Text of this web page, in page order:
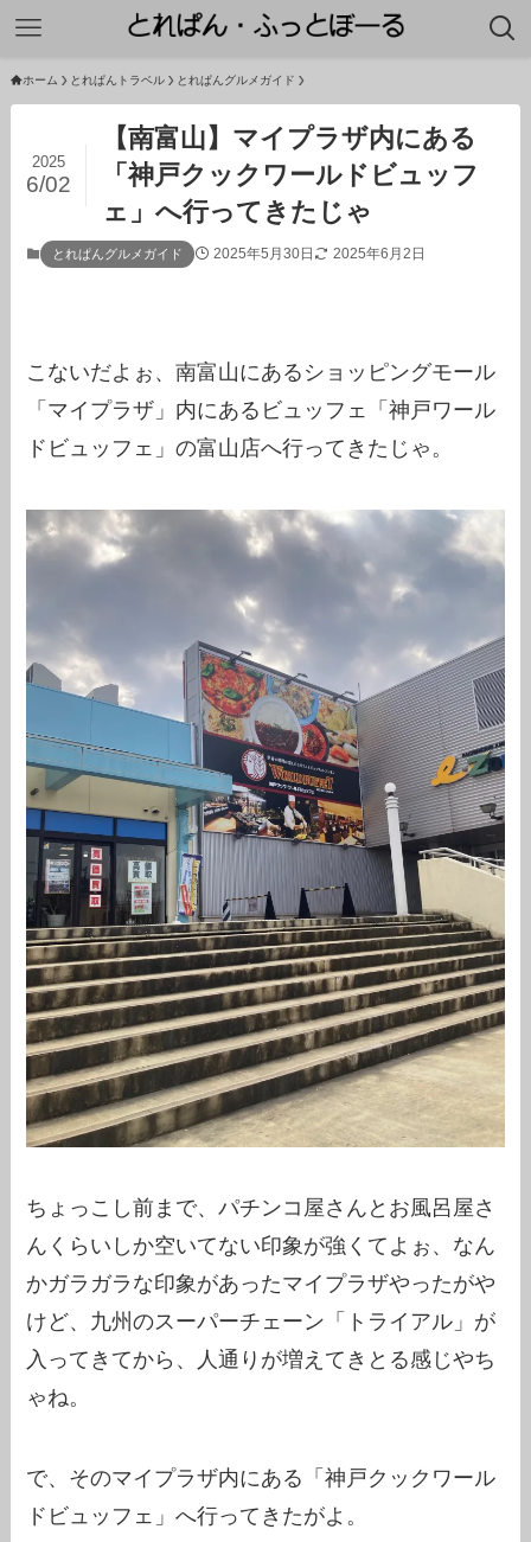
ホーム とれぱんトラベル とれぱんグルメガイド
【南富山】マイプラザ内にある
「神戸クックワールドビュッフ
ェ」へ行ってきたじゃ
2025
6/02
とれぱんグルメガイド 2025年5月30日 2025年6月2日
こないだよぉ、南富山にあるショッピングモール
「マイプラザ」内にあるビュッフェ「神戸ワール
ドビュッフェ」の富山店へ行ってきたじゃ。
ちょっこし前まで、パチンコ屋さんとお風呂屋さ
んくらいしか空いてない印象が強くてよぉ、なん
かガラガラな印象があったマイプラザやったがや
けど、九州のスーパーチェーン「トライアル」が
入ってきてから、人通りが増えてきとる感じやち
ゃね。
で、そのマイプラザ内にある「神戸クックワール
ドビュッフェ」へ行ってきたがよ。